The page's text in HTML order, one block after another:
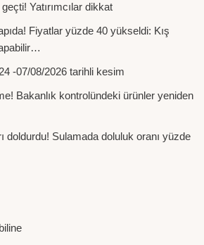
Yatırımcılar dikkat
Fiyatlar yüzde 40 yükseldi: Kış
-07/08/2026 tarihli kesim
Bakanlık kontrolündeki ürünler yeniden
doldurdu! Sulamada doluluk oranı yüzde